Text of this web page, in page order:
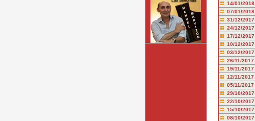
14/01/2018
07/01/2018
31/12/2017
24/12/2017
17/12/2017
10/12/2017
03/12/2017
26/11/2017
19/11/2017
12/11/2017
05/11/2017
29/10/2017
22/10/2017
15/10/2017
08/10/2017